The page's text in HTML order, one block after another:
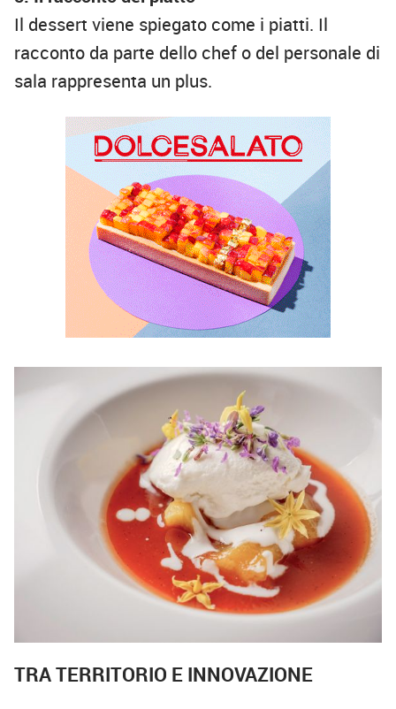
Il dessert viene spiegato come i piatti. Il
racconto da parte dello chef o del personale di
sala rappresenta un plus.
TRA TERRITORIO E INNOVAZIONE